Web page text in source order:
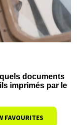
documents
imprimés par le
FAVOURITES